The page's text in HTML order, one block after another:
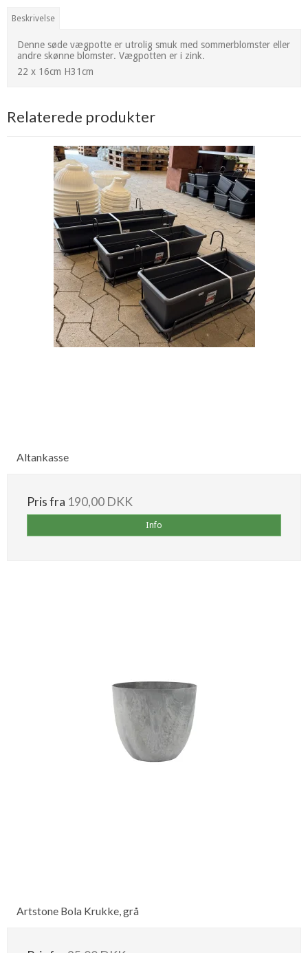
Beskrivelse
Denne søde vægpotte er utrolig smuk med sommerblomster eller
andre skønne blomster. Vægpotten er i zink.
22 x 16cm H31cm
Relaterede produkter
Altankasse
Pris fra 190,00 DKK
Info
Artstone Bola Krukke, grå